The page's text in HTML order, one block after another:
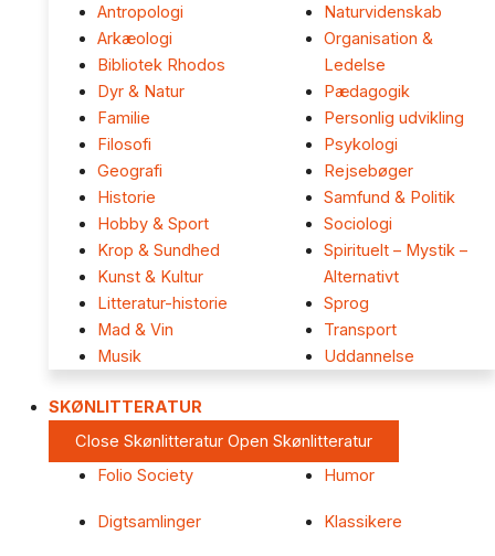
Antropologi
Arkæologi
Bibliotek Rhodos
Dyr & Natur
Familie
Filosofi
Geografi
Historie
Hobby & Sport
Krop & Sundhed
Kunst & Kultur
Litteratur-historie
Mad & Vin
Musik
Naturvidenskab
Organisation &
Ledelse
Pædagogik
Personlig udvikling
Psykologi
Rejsebøger
Samfund & Politik
Sociologi
Spirituelt – Mystik –
Alternativt
Sprog
Transport
Uddannelse
SKØNLITTERATUR
Close Skønlitteratur Open Skønlitteratur
Folio Society
Digtsamlinger
Humor
Klassikere